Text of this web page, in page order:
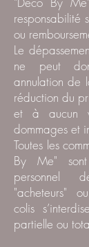
responsabilité
ou
Le
ne peut
annulation de
réduction du
et à aucun
dommages et
Toutes les
By Me"
personnel
"acheteurs"
colis
partielle ou